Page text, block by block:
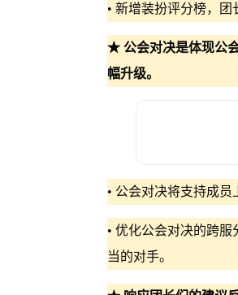
• 新增装扮评分榜，团
★ 公会对决是体现公
幅升级。
• 公会对决将支持成
• 优化公会对决的跨
当的对手。